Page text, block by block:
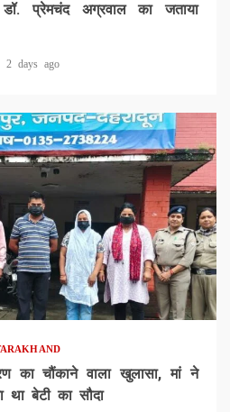
डॉ. प्रेमचंद अग्रवाल का जताया
2 days ago
का चौंकाने वाला खुलासा, मां ने
बेटी का सौदा